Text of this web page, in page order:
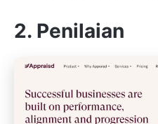
2. Penilaian